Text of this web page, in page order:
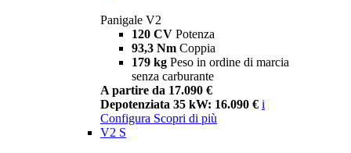
Panigale V2
120 CV Potenza
93,3 Nm Coppia
179 kg Peso in ordine di marcia
senza carburante
A partire da 17.090 €
Depotenziata 35 kW: 16.090 € i
Configura Scopri di più
V2 S